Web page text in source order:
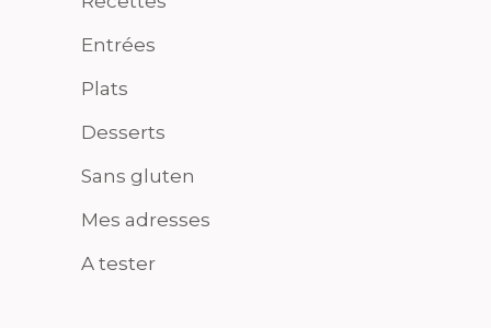
Entrées
Plats
Desserts
Sans gluten
Mes adresses
A tester